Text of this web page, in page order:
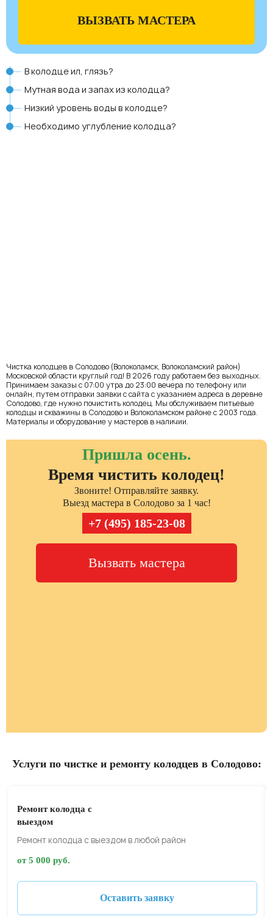
ВЫЗВАТЬ МАСТЕРА
В колодце ил, глязь?
Мутная вода и запах из колодца?
Низкий уровень воды в колодце?
Необходимо углубление колодца?
Чистка колодцев в Солодово (Волоколамск, Волоколамский район)
Московской области круглый год! В 2026 году работаем без выходных.
Принимаем заказы с 07:00 утра до 23:00 вечера по телефону или
онлайн, путем отправки заявки с сайта с указанием адреса в деревне
Солодово, где нужно почистить колодец. Мы обслуживаем питьевые
колодцы и скважины в Солодово и Волоколамском районе с 2003 года.
Материалы и оборудование у мастеров в наличии.
Пришла осень.
Время чистить колодец!
Звоните! Отправляйте заявку.
Выезд мастера в Солодово за 1 час!
+7 (495) 185-23-08
Вызвать мастера
Услуги по чистке и ремонту колодцев в Солодово:
Ремонт колодца с
выездом
Ремонт колодца с выездом в любой район
от 5 000 руб.
Оставить заявку